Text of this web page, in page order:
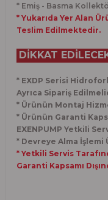
* Emiş - Basma
* Yukarıda Yer Alan
Teslim Edilmektedir.
DİKKAT
* EXDP Serisi
Ayrıca Sipariş
* Ürünün Montaj
* Ürünün Garanti
EXENPUMP Yetkili
* Devreye Alma
* Yetkili Servis
Garanti Kapsamı